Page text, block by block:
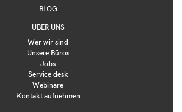
BLOG
ÜBER UNS
Wer wir sind
Unsere Büros
Jobs
Service desk
Webinare
Kontakt aufnehmen